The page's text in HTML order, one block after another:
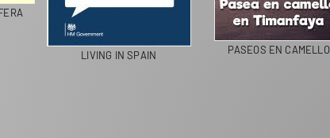
LIVING IN SPAIN PASEOS EN CAMELLO